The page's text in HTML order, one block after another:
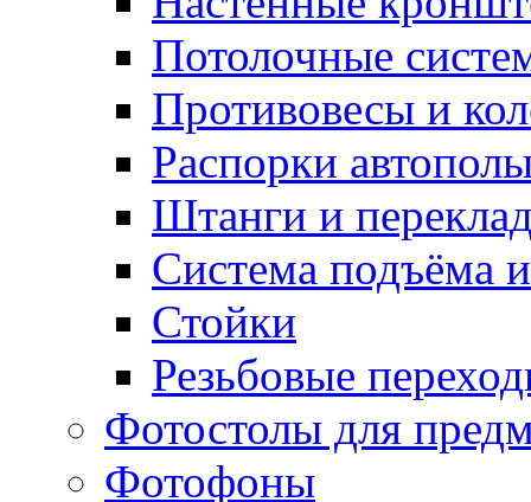
Потолочные
Противовесы и
Распорки
Штанги и
Система подъёма
Стойки
Резьбовые
Фотостолы для
Фотофоны